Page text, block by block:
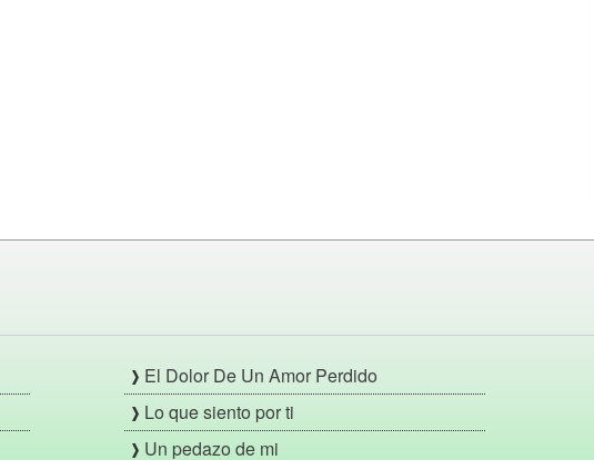
El Dolor De Un Amor Perdido
Lo que siento por ti
Un pedazo de mi